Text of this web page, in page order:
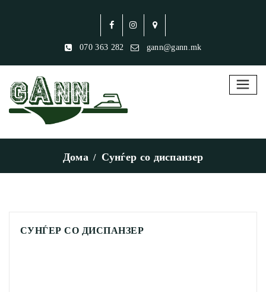
070 363 282 gann@gann.mk
Дома Сунѓер со диспанзер
СУНЃЕР СО ДИСПАНЗЕР